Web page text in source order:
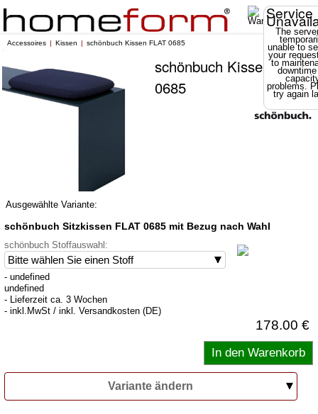
Service
The
unable to
your
to
problems.
try again
Accessoires Kissen schönbuch Kissen FLAT 0685
schönbuch Kissen FLAT
0685
Ausgewählte Variante:
schönbuch Sitzkissen FLAT 0685 mit Bezug nach Wahl
schönbuch Stoffauswahl:
- undefined
undefined
- Lieferzeit ca. 3 Wochen
- inkl.MwSt / inkl. Versandkosten (DE)
178.00 €
Variante ändern